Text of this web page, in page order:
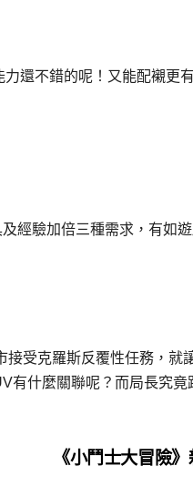
還不錯的呢！又能配襯更
經驗加倍三種需求，有如遊
受克羅斯反覆性任務，就
有什麼關聯呢？而局長究
《小鬥士大冒險